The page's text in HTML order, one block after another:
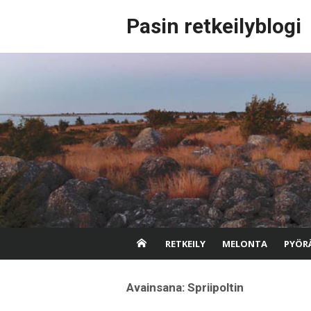
Pasin retkeilyblogi
RETKEILY MELONTA
Avainsana: Spriipoltin